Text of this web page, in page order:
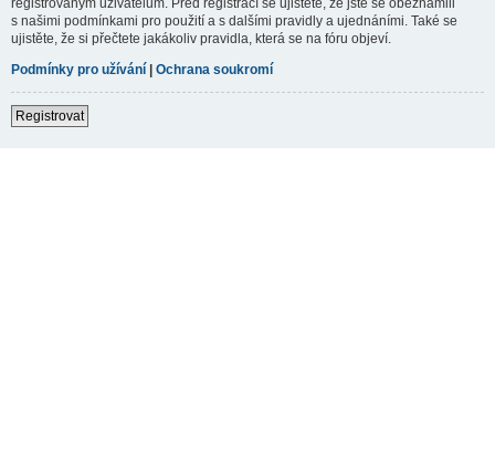
s našimi podmínkami pro použití a s dalšími pravidly a ujednáními. Také se
ujistěte, že si přečtete jakákoliv pravidla, která se na fóru objeví.
Podmínky pro užívání | Ochrana soukromí
Registrovat